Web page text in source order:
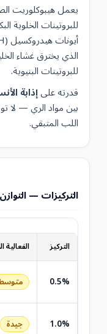
يعمل هيبوكلوريت
للبروتينات الخلوية
الذي يخترق غشاء
للبروتينات البنيوية.
قدرته علىإذابة
بين مواد الري — لا
اللب المتبقي.
التركيزات —
التركيز الفعالية
0.5%
1.0% جيدة